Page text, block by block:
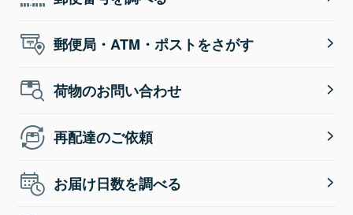
郵便局・ATM・ポストをさがす
荷物のお問い合わせ
再配達のご依頼
お届け日数を調べる